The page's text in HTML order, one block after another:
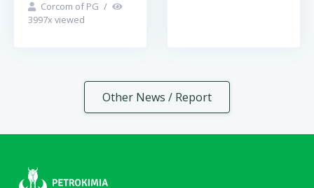
Corcom of PG /
3997x viewed
Other News / Report